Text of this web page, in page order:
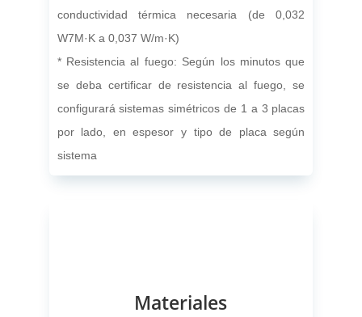
conductividad térmica necesaria (de 0,032
W7M·K a 0,037 W/m·K)
* Resistencia al fuego: Según los minutos que
se deba certificar de resistencia al fuego, se
configurará sistemas simétricos de 1 a 3 placas
por lado, en espesor y tipo de placa según
sistema
Materiales